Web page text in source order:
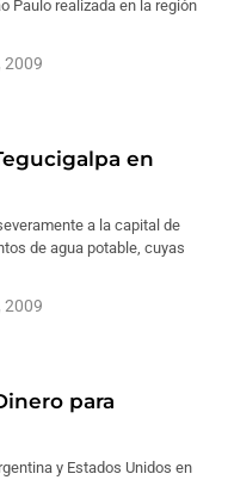
Paulo realizada en la región
2009
en
a la capital de
de agua potable, cuyas
2009
para
y Estados Unidos en